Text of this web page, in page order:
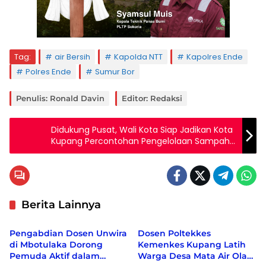
Tag: air Bersih Kapolda NTT
Kapolres Ende
Polres Ende
Sumur Bor
Penulis: Ronald Davin Editor: Redaksi
Didukung Pusat, Wali Kota Siap Jadikan Kota
Kupang Percontohan Pengelolaan Sampah
di NTT
Berita Lainnya
Berita
Pengabdian Dosen Unwira
di Mbotulaka Dorong
Pemuda Aktif dalam
Dosen Poltekkes
Kemenkes Kupang Latih
Warga Desa Mata Air Olah
Berita Berita